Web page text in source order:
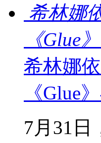
希林娜
《Glue
希林娜
《Glue
7月31日